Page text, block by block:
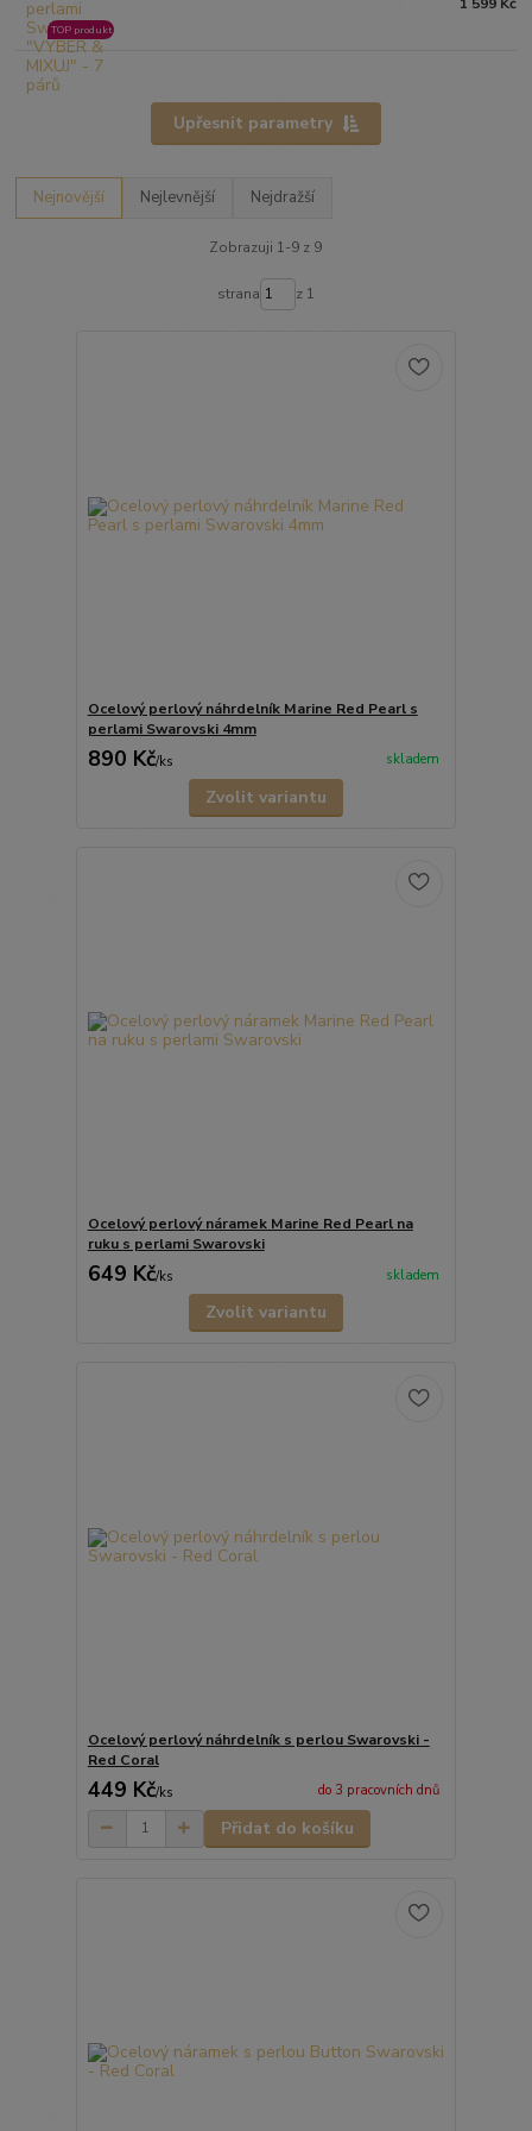
TOP produkt
Upřesnit parametry
Nejnovější Nejlevnější Nejdražší
Zobrazuji 1-9 z 9
strana z 1
Ocelový perlový náhrdelník Marine Red Pearl s
perlami Swarovski 4mm
890 Kč/ks skladem
Zvolit variantu
Ocelový perlový náramek Marine Red Pearl na
ruku s perlami Swarovski
649 Kč/ks skladem
Zvolit variantu
Ocelový perlový náhrdelník s perlou Swarovski -
Red Coral
449 Kč/ks do 3 pracovních dnů
Přidat do košíku